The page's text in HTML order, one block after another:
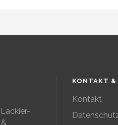
KONTAKT &
Kontakt